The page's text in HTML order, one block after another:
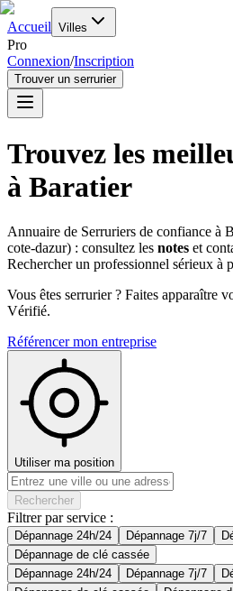
Accueil Villes
Pro
Connexion/Inscription
Trouver un serrurier
Trouvez les
à Baratier
Annuaire de Serruriers de confiance à
cote-dazur) : consultez les notes et
Rechercher un professionnel sérieux à
Vous êtes serrurier ? Faites apparaître
Vérifié.
Référencer mon entreprise
Utiliser ma position
Rechercher
Filtrer par service :
Dépannage 24h/24 Dépannage 7j/7
Dépannage de clé cassée
Dépannage 24h/24
Dépannage 7j/7